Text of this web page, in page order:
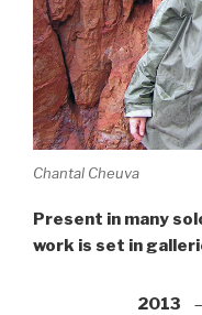
Chantal Cheuva
Present in many
work is set in
2013